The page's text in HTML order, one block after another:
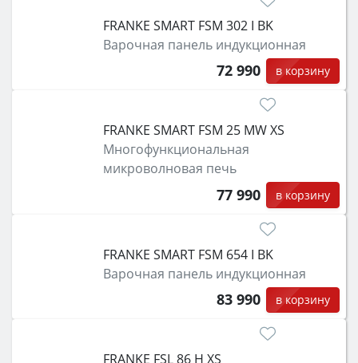
FRANKE SMART FSM 302 I BK
Варочная панель индукционная
72 990 в корзину
FRANKE SMART FSM 25 MW XS
Многофункциональная
микроволновая печь
77 990 в корзину
FRANKE SMART FSM 654 I BK
Варочная панель индукционная
83 990 в корзину
FRANKE FSL 86 H XS